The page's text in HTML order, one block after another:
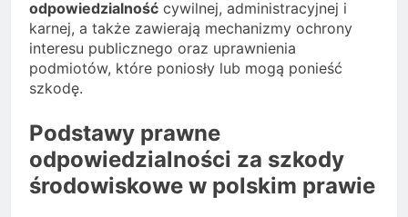
odpowiedzialność cywilnej, administracyjnej i
karnej, a także zawierają mechanizmy ochrony
interesu publicznego oraz uprawnienia
podmiotów, które poniosły lub mogą ponieść
szkodę.
Podstawy prawne
odpowiedzialności za szkody
środowiskowe w polskim prawie